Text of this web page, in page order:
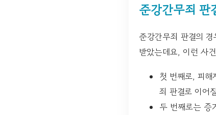
준강간무죄 판
준강간무죄 판결의
받았는데요, 이런 사
첫 번째로, 피
죄 판결로 이어
두 번째로는 증